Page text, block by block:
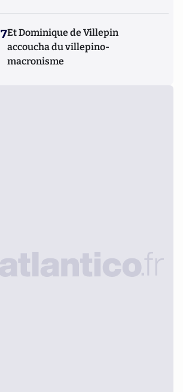
7Et Dominique de Villepin
accoucha du villepino-
macronisme